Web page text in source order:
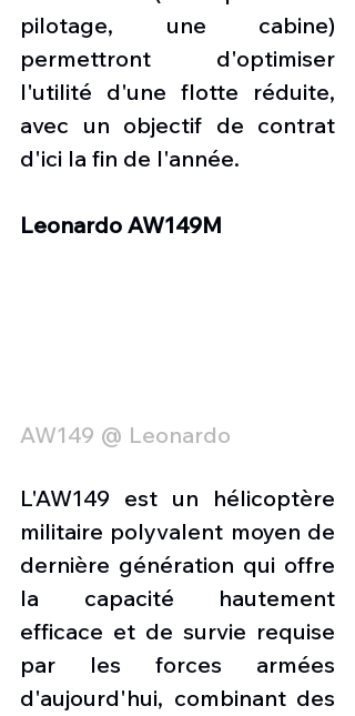
pilotage, une cabine)
permettront d'optimiser
l'utilité d'une flotte réduite,
avec un objectif de contrat
d'ici la fin de l'année.
Leonardo AW149M
AW149 @ Leonardo
L'AW149 est un hélicoptère
militaire polyvalent moyen de
dernière génération qui offre
la capacité hautement
efficace et de survie requise
par les forces armées
d'aujourd'hui, combinant des